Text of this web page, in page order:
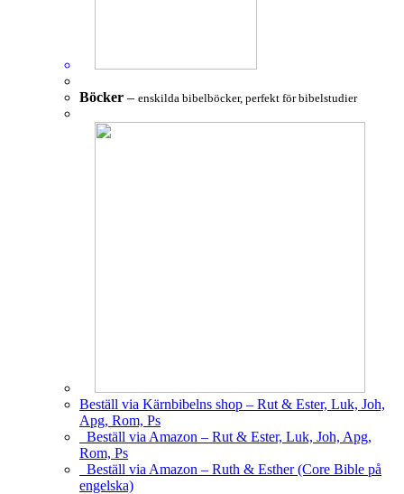
Böcker – enskilda bibelböcker, perfekt för bibelstudier
Beställ via Kärnbibelns shop – Rut & Ester, Luk, Joh,
Apg, Rom, Ps
Beställ via Amazon – Rut & Ester, Luk, Joh, Apg,
Rom, Ps
Beställ via Amazon – Ruth & Esther (Core Bible på
engelska)